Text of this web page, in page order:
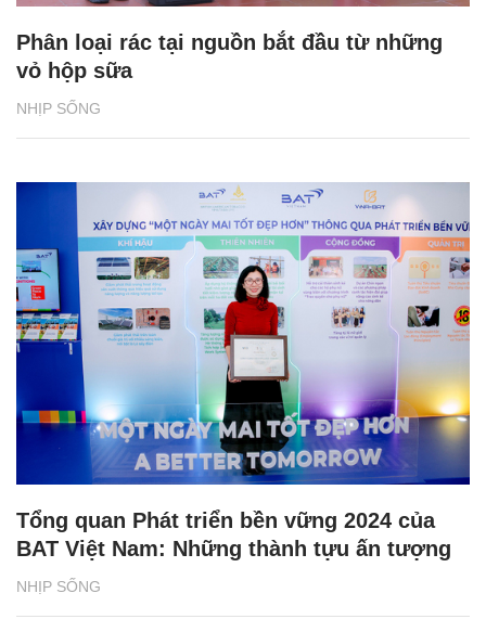
NHỊP SỐNG
Phân loại rác tại nguồn bắt đầu từ những
vỏ hộp sữa
NHỊP SỐNG
Tổng quan Phát triển bền vững 2024 của
BAT Việt Nam: Những thành tựu ấn tượng